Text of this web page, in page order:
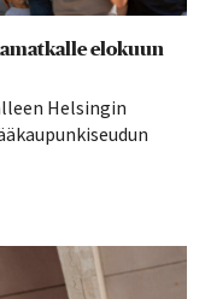
elokuun
Helsingin